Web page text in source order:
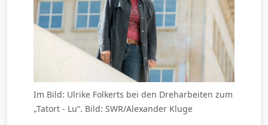
Im Bild: Ulrike Folkerts bei den Dreharbeiten zum
„Tatort - Lu“. Bild: SWR/Alexander Kluge